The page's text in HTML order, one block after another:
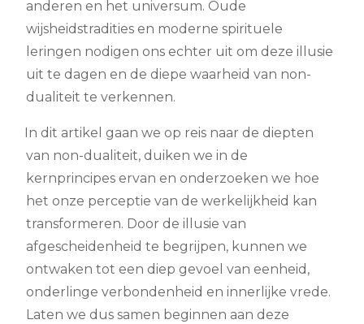
anderen en het universum. Oude
wijsheidstradities en moderne spirituele
leringen nodigen ons echter uit om deze illusie
uit te dagen en de diepe waarheid van non-
dualiteit te verkennen.
In dit artikel gaan we op reis naar de diepten
van non-dualiteit, duiken we in de
kernprincipes ervan en onderzoeken we hoe
het onze perceptie van de werkelijkheid kan
transformeren. Door de illusie van
afgescheidenheid te begrijpen, kunnen we
ontwaken tot een diep gevoel van eenheid,
onderlinge verbondenheid en innerlijke vrede.
Laten we dus samen beginnen aan deze